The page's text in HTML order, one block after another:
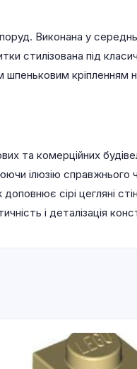
Виконана у
стилізована під
кріпленням
та комерційних
ілюзію
сірі цегляні
і деталізація